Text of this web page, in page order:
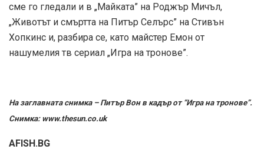
сме го гледали и в „Майката” на Роджър Мичъл,
„Животът и смъртта на Питър Селърс” на Стивън
Хопкинс и, разбира се, като майстер Емон от
нашумелия тв сериал „Игра на тронове”.
На заглавната снимка – Питър Вон в кадър от “Игра на тронове”.
Снимка: www.thesun.co.uk
AFISH.BG